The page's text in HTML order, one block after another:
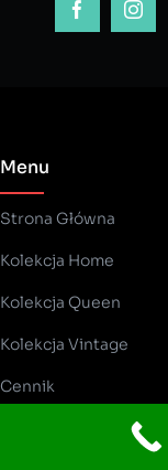
Menu
Strona Główna
Kolekcja Home
Kolekcja Queen
Kolekcja Vintage
Cennik